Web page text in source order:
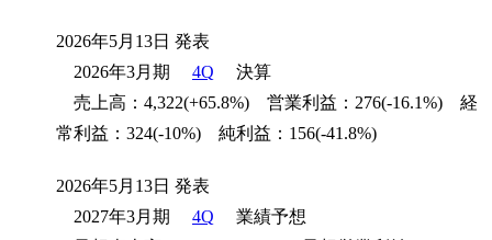
2026年5月13日 発表
2026年3月期
4Q
決算
売上高：4,322(+65.8%) 営業利益：276(-16.1%) 経
常利益：324(-10%) 純利益：156(-41.8%)
2026年5月13日 発表
2027年3月期
4Q
業績予想